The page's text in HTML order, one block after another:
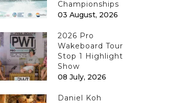
Championships
03 August, 2026
2026 Pro
Wakeboard Tour
Stop 1 Highlight
Show
08 July, 2026
Daniel Koh